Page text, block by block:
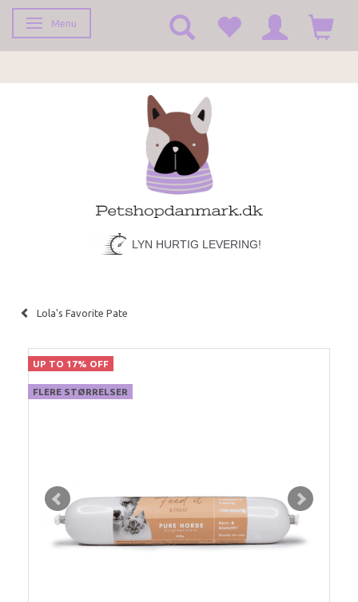
Toggle navigation
Menu
LYN HURTIG LEVERING!
Lola's Favorite Pate
UP TO 17% OFF
FLERE STØRRELSER